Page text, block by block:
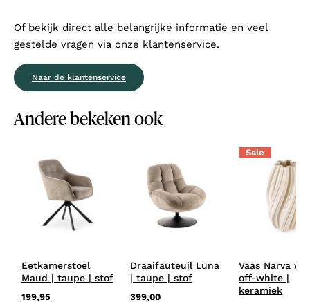
Of bekijk direct alle belangrijke informatie en veel
gestelde vragen via onze klantenservice.
Naar de klantenservice
Andere bekeken ook
Eetkamerstoel
Maud | taupe | stof
199,95
Draaifauteuil Luna
| taupe | stof
399,00
Sale
Vaas Narva
off-white |
keramiek